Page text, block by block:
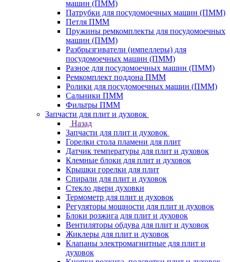
машин (ПММ)
Патрубки для посудомоечных машин (ПММ)
Петля ПММ
Пружины ремкомплекты для посудомоечных
машин (ПММ)
Разбрызгиватели (импеллеры) для
посудомоечных машин (ПММ)
Разное для посудомоечных машин (ПММ)
Ремкомплект поддона ПММ
Ролики для посудомоечных машин (ПММ)
Сальники ПММ
Фильтры ПММ
Запчасти для плит и духовок
Назад
Запчасти для плит и духовок
Горелки стола пламени для плит
Датчик температуры для плит и духовок
Клемные блоки для плит и духовок
Крышки горелки для плит
Спирали для плит и духовок
Стекло двери духовки
Термометр для плит и духовок
Регуляторы мощности для плит и духовок
Блоки розжига для плит и духовок
Вентиляторы обдува для плит и духовок
Жиклеры для плит и духовок
Клапаны электромагнитные для плит и
духовок